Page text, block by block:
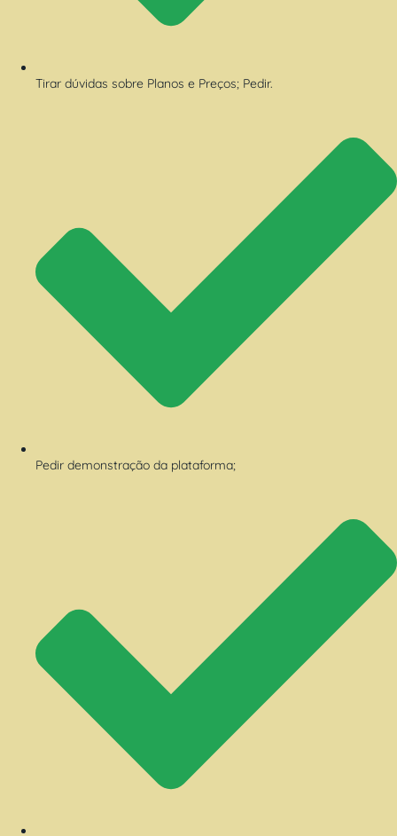
Tirar dúvidas sobre Planos e Preços; Pedir.
Pedir demonstração da plataforma;